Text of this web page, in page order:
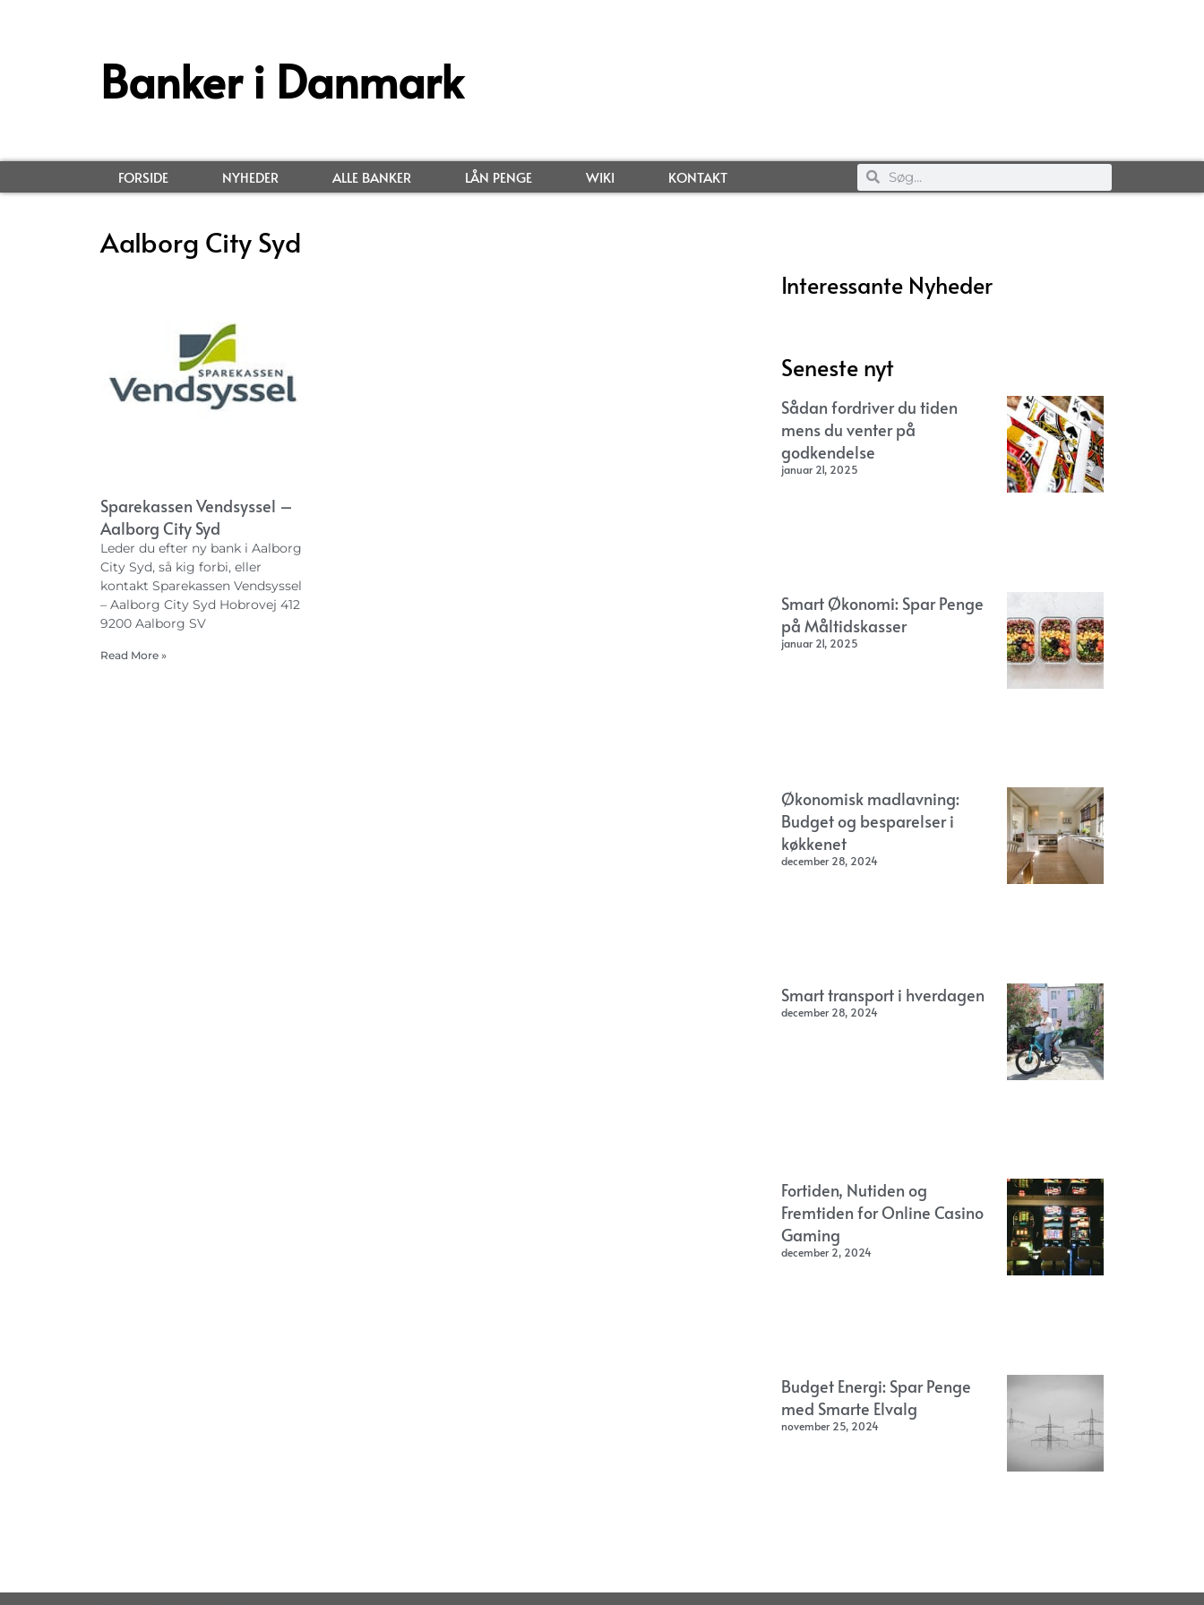
Banker i Danmark
FORSIDE NYHEDER ALLE BANKER LÅN PENGE WIKI KONTAKT
Aalborg City Syd
Sparekassen Vendsyssel –
Aalborg City Syd
Leder du efter ny bank i Aalborg
City Syd, så kig forbi, eller
kontakt Sparekassen Vendsyssel
– Aalborg City Syd Hobrovej 412
9200 Aalborg SV
Read More »
Interessante Nyheder
Seneste nyt
Sådan fordriver du tiden
mens du venter på
godkendelse
januar 21, 2025
Smart Økonomi: Spar Penge
på Måltidskasser
januar 21, 2025
Økonomisk madlavning:
Budget og besparelser i
køkkenet
december 28, 2024
Smart transport i hverdagen
december 28, 2024
Fortiden, Nutiden og
Fremtiden for Online Casino
Gaming
december 2, 2024
Budget Energi: Spar Penge
med Smarte Elvalg
november 25, 2024